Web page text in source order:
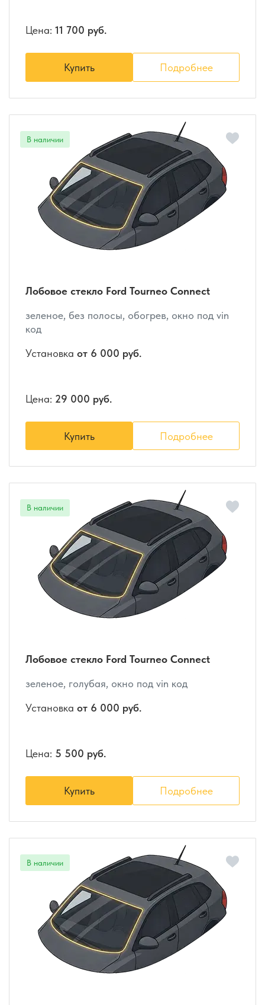
Цена: 11 700 руб.
Купить Подробнее
Лобовое стекло Ford Tourneo Connect
зеленое, без полосы, обогрев, окно под vin
код
Установка от 6 000 руб.
Цена: 29 000 руб.
Купить Подробнее
Лобовое стекло Ford Tourneo Connect
зеленое, голубая, окно под vin код
Установка от 6 000 руб.
Цена: 5 500 руб.
Купить Подробнее